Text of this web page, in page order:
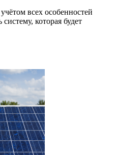
всех особенностей
которая будет